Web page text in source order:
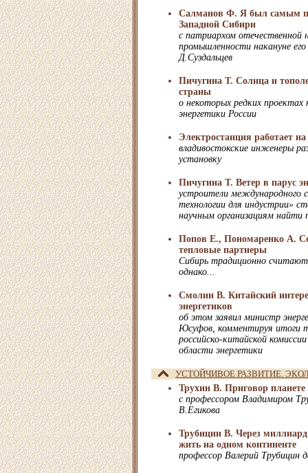
Салманов Ф. Я был самым
Западной Сибири
с патриархом отечественной
промышленности накануне
Д.Суздальцев
Пичугина Т. Солнца и
страны
о некоторых редких проектах
энергетики России
Электростанция работает на
владивостокские инженеры
установку
Пичугина Т. Ветер в парус
устроители международного
технологии для индустрии»
научным организациям найти
Попов Е., Пономаренко А.
тепловые партнеры
Сибирь традиционно
однако...
Смолин В. Китайский
энергетиков
об этом заявил министр
Юсуфов, комментируя итоги
российско-китайской
области энергетики
УСТОЙЧИВОЕ РАЗВИТИЕ.
Трухин В. Приговор планете
с профессором Владимиром
В.Егикова
Трубицин В. Через миллиард
жить на одном континенте
профессор Валерий Трубицин